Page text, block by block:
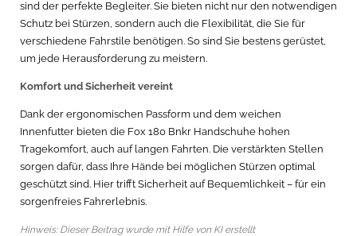
sind der perfekte Begleiter. Sie bieten nicht nur den notwendigen
Schutz bei Stürzen, sondern auch die Flexibilität, die Sie für
verschiedene Fahrstile benötigen. So sind Sie bestens gerüstet,
um jede Herausforderung zu meistern.
Komfort und Sicherheit vereint
Dank der ergonomischen Passform und dem weichen
Innenfutter bieten die Fox 180 Bnkr Handschuhe hohen
Tragekomfort, auch auf langen Fahrten. Die verstärkten Stellen
sorgen dafür, dass Ihre Hände bei möglichen Stürzen optimal
geschützt sind. Hier trifft Sicherheit auf Bequemlichkeit – für ein
sorgenfreies Fahrerlebnis.
Hinweis: Dieser Beitrag wurde mit Hilfe von KI erstellt